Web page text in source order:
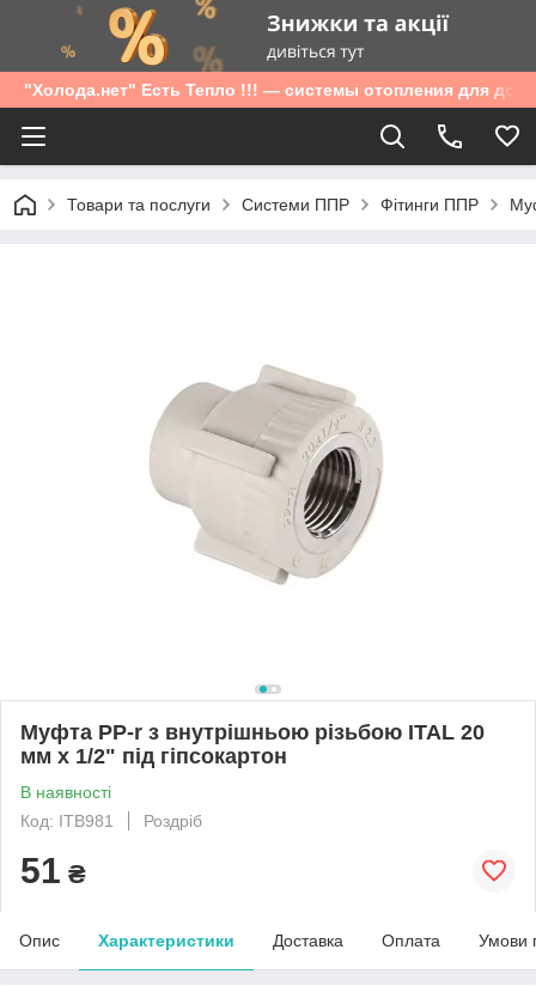
"Холода.нет" Есть Тепло !!! — системы отопления для дома
Товари та послуги Системи ППР Фітинги ППР
Муфта PP-r з внутрішньою різьбою ITAL 20
мм х 1/2" під гіпсокартон
В наявності
Код: ITB981
Роздріб
51 ₴
Опис Характеристики Доставка Оплата Умови